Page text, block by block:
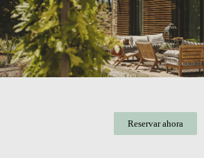
Reservar ahora